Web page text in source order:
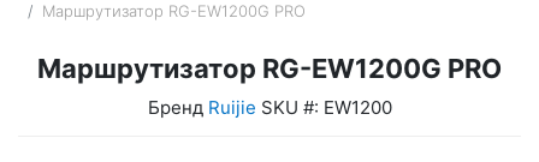
Напольные розетки
Оборудование Mikrotik
Маршрутизатор RG-EW1200G PRO
Маршрутизатор RG-EW1200G PRO
Бренд Ruijie SKU #: EW1200